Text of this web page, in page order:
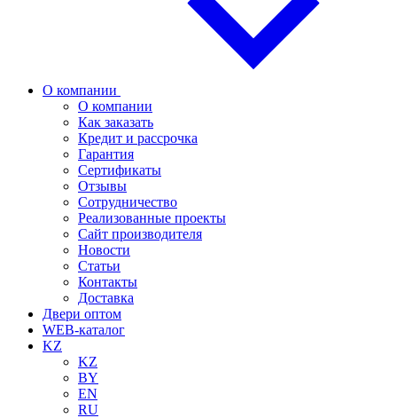
О компании
О компании
Как заказать
Кредит и рассрочка
Гарантия
Сертификаты
Отзывы
Сотрудничество
Реализованные проекты
Сайт производителя
Новости
Статьи
Контакты
Доставка
Двери оптом
WEB-каталог
KZ
KZ
BY
EN
RU